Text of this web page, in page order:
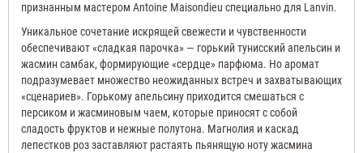
признанным мастером Antoine Maisondieu специально для Lanvin.
Уникальное сочетание искрящей свежести и чувственности
обеспечивают «сладкая парочка» — горький тунисский апельсин и
жасмин самбак, формирующие «сердце» парфюма. Но аромат
подразумевает множество неожиданных встреч и захватывающих
«сценариев». Горькому апельсину приходится смешаться с
персиком и жасминовым чаем, которые приносят с собой
сладость фруктов и нежные полутона. Магнолия и каскад
лепестков роз заставляют растаять пьянящую ноту жасмина